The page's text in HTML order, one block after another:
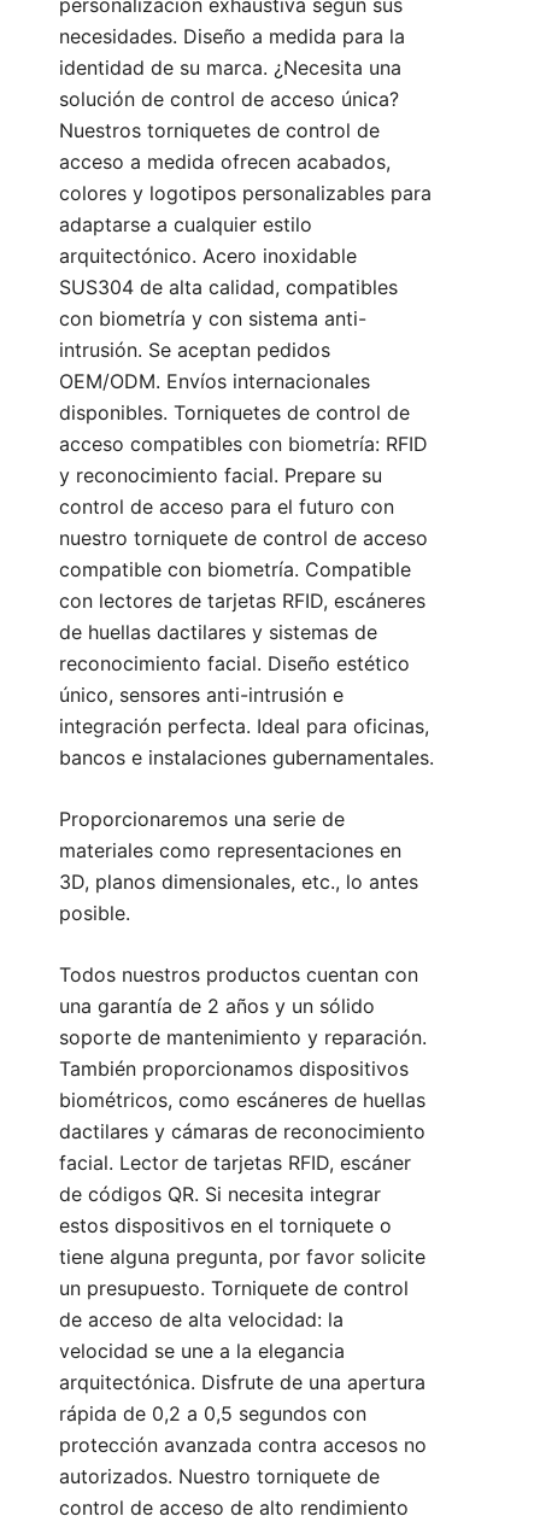
personalización exhaustiva según sus
necesidades. Diseño a medida para la
identidad de su marca. ¿Necesita una
solución de control de acceso única?
Nuestros torniquetes de control de
acceso a medida ofrecen acabados,
colores y logotipos personalizables para
adaptarse a cualquier estilo
arquitectónico. Acero inoxidable
SUS304 de alta calidad, compatibles
con biometría y con sistema anti-
intrusión. Se aceptan pedidos
OEM/ODM. Envíos internacionales
disponibles. Torniquetes de control de
acceso compatibles con biometría: RFID
y reconocimiento facial. Prepare su
control de acceso para el futuro con
nuestro torniquete de control de acceso
compatible con biometría. Compatible
con lectores de tarjetas RFID, escáneres
de huellas dactilares y sistemas de
reconocimiento facial. Diseño estético
único, sensores anti-intrusión e
integración perfecta. Ideal para oficinas,
bancos e instalaciones gubernamentales.
Proporcionaremos una serie de
materiales como representaciones en
3D, planos dimensionales, etc., lo antes
posible.
Todos nuestros productos cuentan con
una garantía de 2 años y un sólido
soporte de mantenimiento y reparación.
También proporcionamos dispositivos
biométricos, como escáneres de huellas
dactilares y cámaras de reconocimiento
facial. Lector de tarjetas RFID, escáner
de códigos QR. Si necesita integrar
estos dispositivos en el torniquete o
tiene alguna pregunta, por favor solicite
un presupuesto. Torniquete de control
de acceso de alta velocidad: la
velocidad se une a la elegancia
arquitectónica. Disfrute de una apertura
rápida de 0,2 a 0,5 segundos con
protección avanzada contra accesos no
autorizados. Nuestro torniquete de
control de acceso de alto rendimiento